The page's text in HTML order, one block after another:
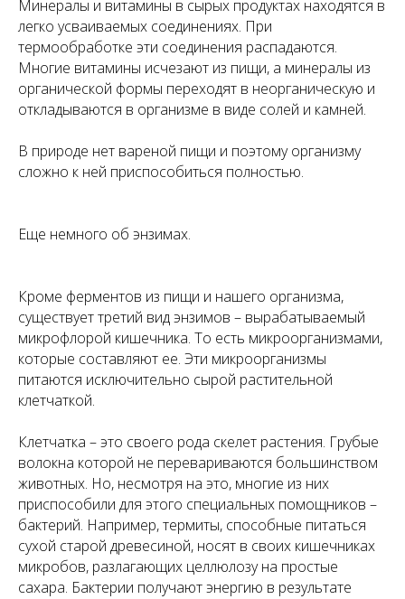
Минералы и витамины в сырых продуктах находятся в
легко усваиваемых соединениях. При
термообработке эти соединения распадаются.
Многие витамины исчезают из пищи, а минералы из
органической формы переходят в неорганическую и
откладываются в организме в виде солей и камней.
В природе нет вареной пищи и поэтому организму
сложно к ней приспособиться полностью.
Еще немного об энзимах.
Кроме ферментов из пищи и нашего организма,
существует третий вид энзимов – вырабатываемый
микрофлорой кишечника. То есть микроорганизмами,
которые составляют ее. Эти микроорганизмы
питаются исключительно сырой растительной
клетчаткой.
Клетчатка – это своего рода скелет растения. Грубые
волокна которой не перевариваются большинством
животных. Но, несмотря на это, многие из них
приспособили для этого специальных помощников –
бактерий. Например, термиты, способные питаться
сухой старой древесиной, носят в своих кишечниках
микробов, разлагающих целлюлозу на простые
сахара. Бактерии получают энергию в результате